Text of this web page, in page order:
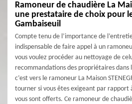
Ramoneur de chaudière La
une prestataire de choix pour
Gambaiseuil
Compte tenu de l’importance de
indispensable de faire appel à un
vous voulez procéder au nettoyage de
recommandations des propriétaires dans
c’est vers le ramoneur La Maison
tourner si vous êtes exigeant par rapport
vous sont offerts. Ce ramoneur de